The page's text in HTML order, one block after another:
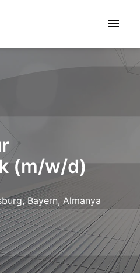
(m/w/d)
, Bayern, Almanya